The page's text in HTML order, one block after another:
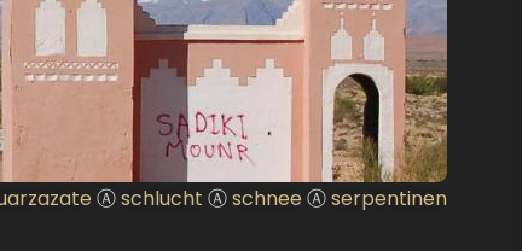
Ⓐschlucht Ⓐschnee Ⓐserpentinen